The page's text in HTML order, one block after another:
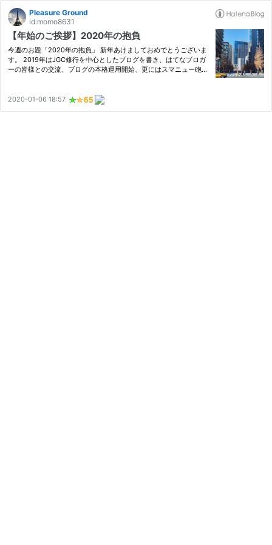
Pleasure Ground
id:momo8631
【年始のご挨拶】2020年の抱負
今週のお題「2020年の抱負」 新年あけましておめでとうございま
す。 2019年はJGC修行を中心としたブログを書き、はてなブロガ
ーの皆様との交流、ブログの本格運用開始、更にはスマニュー砲な
ざ…
2020-01-06 18:57